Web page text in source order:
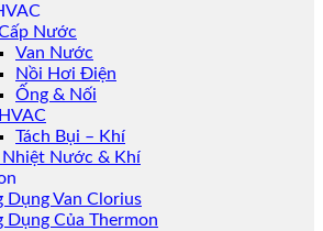
Nước
Van Nước
Nồi Hơi Điện
Ống & Nối
Tách Bụi – Khí
Nhiệt Nước & Khí
Dụng Van Clorius
Dụng Của Thermon